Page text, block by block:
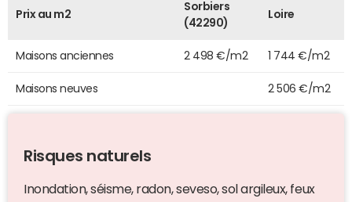
Prix au m2
Sorbiers
(42290)
Loire
Maisons anciennes 2 498 €/m2 1 744 €/m2
Maisons neuves 2 506 €/m2
Risques naturels
Inondation, séisme, radon, seveso, sol argileux, feux